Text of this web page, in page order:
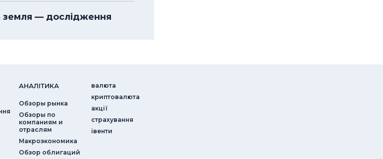
земля — дослідження
АНАЛIТИКА
Обзоры рынка
Обзоры по
компаниям и
отраслям
Макроэкономика
Обзор облигаций
валюта
криптовалюта
акції
страхування
iвенти